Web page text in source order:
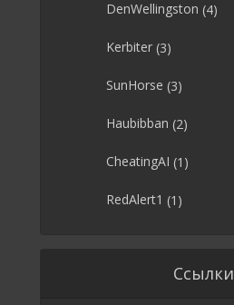
DenWellingston (4)
Kerbiter (3)
SunHorse (3)
Haubibban (2)
CheatingAI (1)
RedAlert1 (1)
Ссылки